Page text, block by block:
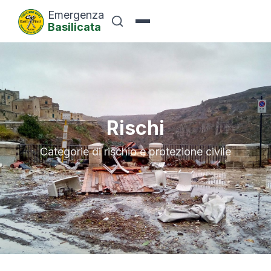
Emergenza
Basilicata
Rischi
Categorie di rischio e protezione civile